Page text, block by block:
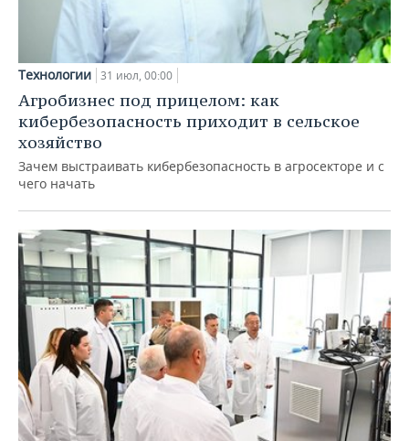
Технологии 31 июл, 00:00
Агробизнес под прицелом: как
кибербезопасность приходит в сельское
хозяйство
Зачем выстраивать кибербезопасность в агросекторе и с
чего начать